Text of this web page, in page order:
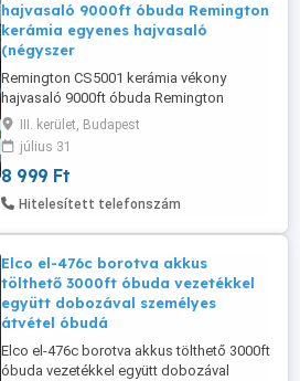
hajvasaló 9000ft óbuda Remington
kerámia egyenes hajvasaló
(négyszer
Remington CS5001 kerámia vékony
hajvasaló 9000ft óbuda Remington
kerámia egyenes hajvasaló (négyszeres
védelem: antisztatikus kerámia turmalin
bevonat egyenletes hőeloszlás, kevésbé
statikus és selymes fényű 9000ft óbuda
36 50 104 82 72 36 20 949 12 88
posta kizárolag ...
III. kerület, Budapest
július 31
8 999 Ft
Hitelesített telefonszám
Elco el-476c borotva akkus
tölthető 3000ft óbuda vezetékkel
együtt dobozával személyes
átvétel óbudá
Elco el-476c borotva akkus tölthető 3000ft
óbuda vezetékkel együtt dobozával